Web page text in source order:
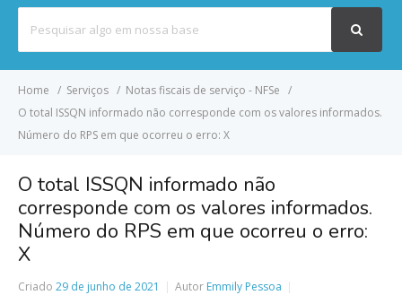
por
Home Serviços
Notas fiscais de serviço - NFSe
O total ISSQN informado não corresponde com os valores informados.
Número do RPS em que ocorreu o erro: X
O total ISSQN informado não
corresponde com os valores informados.
Número do RPS em que ocorreu o erro:
X
Criado 29 de junho de 2021 Autor Emmily Pessoa